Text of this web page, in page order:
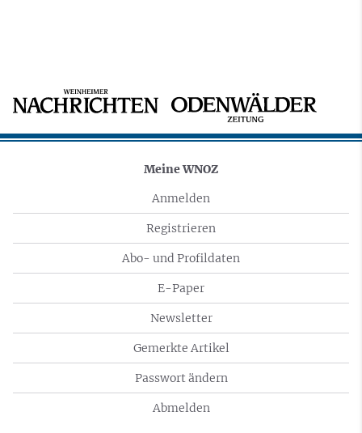
Meine WNOZ
Anmelden
Registrieren
Abo- und Profildaten
E-Paper
Newsletter
Gemerkte Artikel
Passwort ändern
Abmelden